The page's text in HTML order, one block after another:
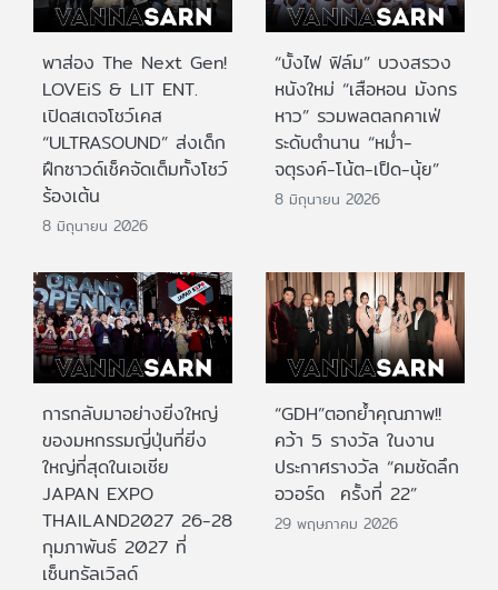
พาส่อง The Next Gen!
LOVEiS & LIT ENT.
เปิดสเตจโชว์เคส
“ULTRASOUND” ส่งเด็ก
ฝึกซาวด์เช็คจัดเต็มทั้งโชว์
ร้องเต้น
8 มิถุนายน 2026
“บั้งไฟ ฟิล์ม” บวงสรวง
หนังใหม่ “เสือหอน มังกร
หาว” รวมพลตลกคาเฟ่
ระดับตำนาน “หม่ำ-
จตุรงค์-โน้ต-เป็ด-นุ้ย”
8 มิถุนายน 2026
การกลับมาอย่างยิ่งใหญ่
ของมหกรรมญี่ปุ่นที่ยิ่ง
ใหญ่ที่สุดในเอเชีย
JAPAN EXPO
THAILAND2027 26-28
กุมภาพันธ์ 2027 ที่
เซ็นทรัลเวิลด์
“GDH”ตอกย้ำคุณภาพ!!
คว้า 5 รางวัล ในงาน
ประกาศรางวัล “คมชัดลึก
อวอร์ด ครั้งที่ 22”
29 พฤษภาคม 2026